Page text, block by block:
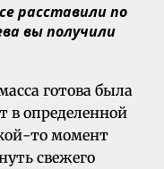
расставили по
вы получили
готова была
в определенной
то момент
свежего